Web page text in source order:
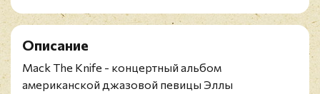
Описание
Mack The Knife - концертный альбом
американской джазовой певицы Эллы